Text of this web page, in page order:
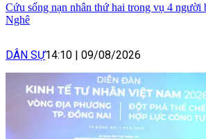
Cứu sống nạn nhân thứ hai trong vụ 4 người
Nghê
DÂN SỰ14:10 | 09/08/2026